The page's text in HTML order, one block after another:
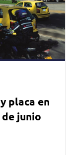
placa en
junio